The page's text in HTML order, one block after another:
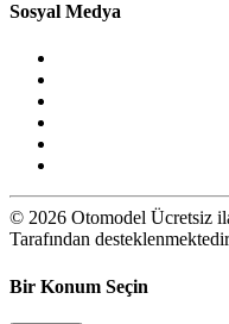
Sosyal Medya
© 2026 Otomodel Ücretsiz
Tarafından
Bir Konum Seçin